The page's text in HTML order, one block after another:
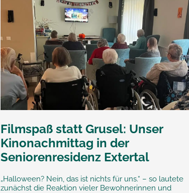
Filmspaß statt Grusel: Unser
Kinonachmittag in der
Seniorenresidenz Extertal
„Halloween? Nein, das ist nichts für uns.“ – so lautete
zunächst die Reaktion vieler Bewohnerinnen und